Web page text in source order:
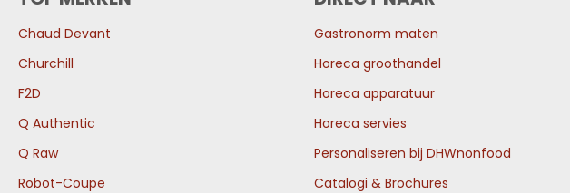
Chaud Devant
Churchill
F2D
Q Authentic
Q Raw
Robot-Coupe
Gastronorm maten
Horeca groothandel
Horeca apparatuur
Horeca servies
Personaliseren bij DHWnonfood
Catalogi & Brochures